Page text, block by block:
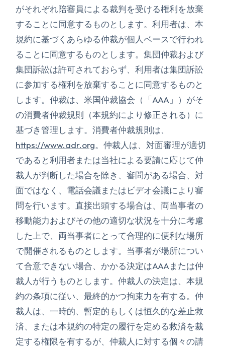
がそれぞれ陪審員による裁判を受ける権利を放棄
することに同意するものとします。利用者は、本
規約に基づくあらゆる仲裁が個人ベースで行われ
ることに同意するものとします。集団仲裁および
集団訴訟は許可されておらず、利用者は集団訴訟
に参加する権利を放棄することに同意するものと
します。仲裁は、米国仲裁協会（「AAA」）がそ
の消費者仲裁規則（本規約により修正される）に
基づき管理します。消費者仲裁規則は、
https://www.adr.org。仲裁人は、対面審理が適切
であると利用者または当社による要請に応じて仲
裁人が判断した場合を除き、審問がある場合、対
面ではなく、電話会議またはビデオ会議により審
問を行います。直接出頭する場合は、両当事者の
移動能力およびその他の適切な状況を十分に考慮
した上で、両当事者にとって合理的に便利な場所
で開催されるものとします。当事者が場所につい
て合意できない場合、かかる決定はAAAまたは仲
裁人が行うものとします。仲裁人の決定は、本規
約の条項に従い、最終的かつ拘束力を有する。仲
裁人は、一時的、暫定的もしくは恒久的な差止救
済、または本規約の特定の履行を定める救済を裁
定する権限を有するが、仲裁人に対する個々の請